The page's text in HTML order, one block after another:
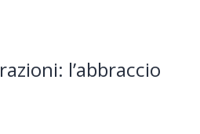
l’abbraccio